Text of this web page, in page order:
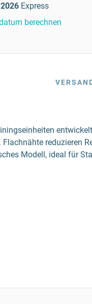
Express
berechnen
reduzieren
Modell, ideal für